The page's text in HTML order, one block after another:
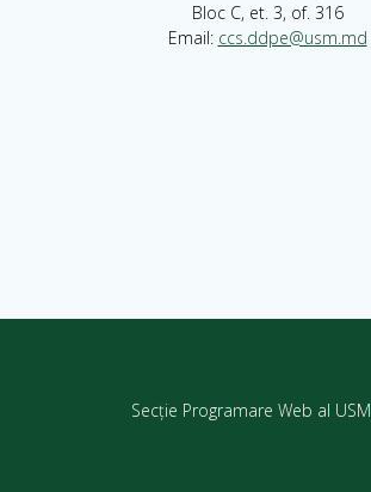
Bloc C, et. 3, of. 316
Email: ccs.ddpe@usm.md
Secție Programare Web al USM